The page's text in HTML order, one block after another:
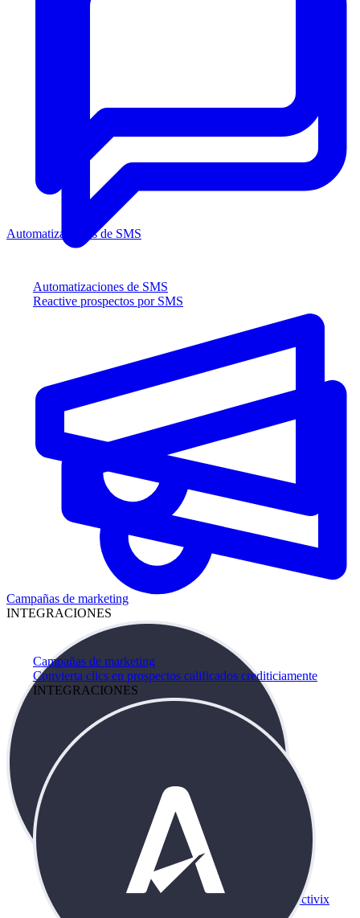
Automatizaciones de SMS
Reactive prospectos por SMS
Campañas de marketing
Convierta clics en prospectos calificados crediticiamente
INTEGRACIONES
Automatizaciones de SMS
Campañas de marketing
INTEGRACIONES
Activix